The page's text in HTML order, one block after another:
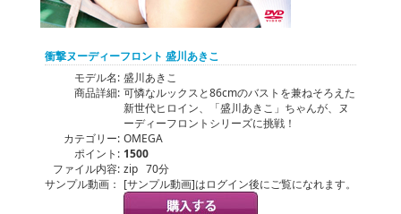
衝撃ヌーディーフロント 盛川あきこ
モデル名: 盛川あきこ
商品詳細: 可憐なルックスと86cmのバストを兼ねそろえた
新世代ヒロイン、「盛川あきこ」ちゃんが、ヌ
ーディーフロントシリーズに挑戦！
カテゴリー: OMEGA
ポイント: 1500
ファイル内容: zip 70分
サンプル動画： [サンプル動画]はログイン後にご覧になれます。